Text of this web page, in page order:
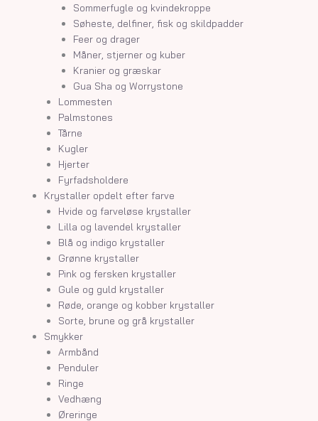
Sommerfugle og kvindekroppe
Søheste, delfiner, fisk og skildpadder
Feer og drager
Måner, stjerner og kuber
Kranier og græskar
Gua Sha og Worrystone
Lommesten
Palmstones
Tårne
Kugler
Hjerter
Fyrfadsholdere
Krystaller opdelt efter farve
Hvide og farveløse krystaller
Lilla og lavendel krystaller
Blå og indigo krystaller
Grønne krystaller
Pink og fersken krystaller
Gule og guld krystaller
Røde, orange og kobber krystaller
Sorte, brune og grå krystaller
Smykker
Armbånd
Penduler
Ringe
Vedhæng
Øreringe